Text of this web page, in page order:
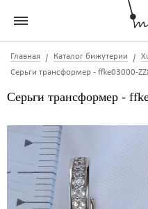
Главная Каталог бижутерии
Серьги трансформер - ffke03000-
Серьги трансформер -